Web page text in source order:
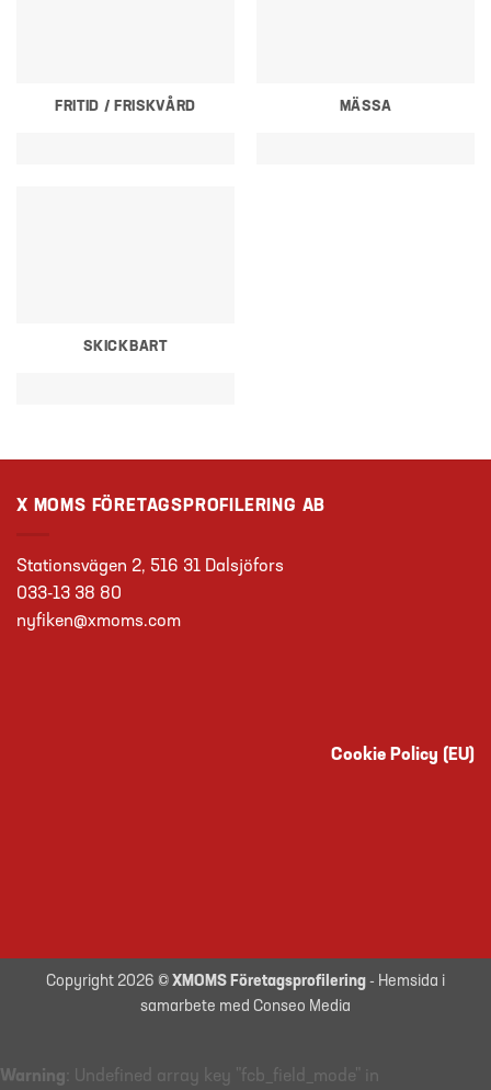
FRITID / FRISKVÅRD MÄSSA
SKICKBART
X MOMS FÖRETAGSPROFILERING AB
Stationsvägen 2, 516 31 Dalsjöfors
033-13 38 80
nyfiken@xmoms.com
Cookie Policy (EU)
Copyright 2026 © XMOMS Företagsprofilering - Hemsida i
samarbete med Conseo Media
Warning : Undefined array key "fcb_field_mode" in